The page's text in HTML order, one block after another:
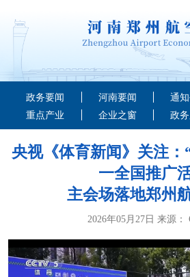
政务要闻 河南要闻 通
重点产业
企业之窗 政
央视《体育新闻》关注：
一全国推广
主会场落地郑州
2026年05月27日 来源：